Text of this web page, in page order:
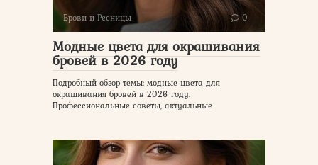
Брови и Ресницы 0
Модные цвета для окрашивания
бровей в 2026 году
Подробный обзор темы: модные цвета для
окрашивания бровей в 2026 году.
Профессиональные советы, актуальные